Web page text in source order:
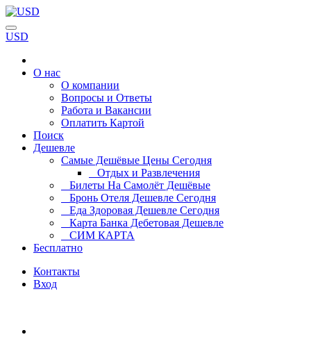
USD
О нас
О компании
Вопросы и Ответы
Работа и Вакансии
Оплатить Картой
Поиск
Дешевле
Самые Дешёвые Цены Сегодня
Отдых и Развлечения
Билеты На Самолёт Дешёвые
Бронь Отеля Дешевле Сегодня
Еда Здоровая Дешевле Сегодня
Карта Банка Дебетовая Дешевле
СИМ КАРТА
Бесплатно
Контакты
Вход